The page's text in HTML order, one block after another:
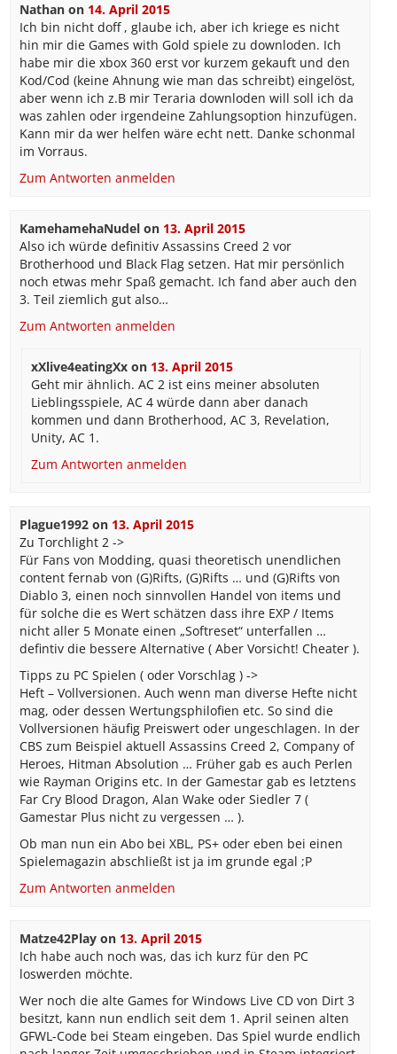
Nathanon 14. April 2015
Ich bin nicht doff , glaube ich, aber ich kriege es nicht
hin mir die Games with Gold spiele zu downloden. Ich
habe mir die xbox 360 erst vor kurzem gekauft und den
Kod/Cod (keine Ahnung wie man das schreibt) eingelöst,
aber wenn ich z.B mir Teraria downloden will soll ich da
was zahlen oder irgendeine Zahlungsoption hinzufügen.
Kann mir da wer helfen wäre echt nett. Danke schonmal
im Vorraus.
Zum Antworten anmelden
KamehamehaNudelon 13. April 2015
Also ich würde definitiv Assassins Creed 2 vor
Brotherhood und Black Flag setzen. Hat mir persönlich
noch etwas mehr Spaß gemacht. Ich fand aber auch den
3. Teil ziemlich gut also…
Zum Antworten anmelden
xXlive4eatingXx on 13. April 2015
Geht mir ähnlich. AC 2 ist eins meiner absoluten
Lieblingsspiele, AC 4 würde dann aber danach
kommen und dann Brotherhood, AC 3, Revelation,
Unity, AC 1.
Zum Antworten anmelden
Plague1992on 13. April 2015
Zu Torchlight 2 ->
Für Fans von Modding, quasi theoretisch unendlichen
content fernab von (G)Rifts, (G)Rifts … und (G)Rifts von
Diablo 3, einen noch sinnvollen Handel von items und
für solche die es Wert schätzen dass ihre EXP / Items
nicht aller 5 Monate einen „Softreset“ unterfallen …
defintiv die bessere Alternative ( Aber Vorsicht! Cheater ).
Tipps zu PC Spielen ( oder Vorschlag ) ->
Heft – Vollversionen. Auch wenn man diverse Hefte nicht
mag, oder dessen Wertungsphilofien etc. So sind die
Vollversionen häufig Preiswert oder ungeschlagen. In der
CBS zum Beispiel aktuell Assassins Creed 2, Company of
Heroes, Hitman Absolution … Früher gab es auch Perlen
wie Rayman Origins etc. In der Gamestar gab es letztens
Far Cry Blood Dragon, Alan Wake oder Siedler 7 (
Gamestar Plus nicht zu vergessen … ).
Ob man nun ein Abo bei XBL, PS+ oder eben bei einen
Spielemagazin abschließt ist ja im grunde egal ;P
Zum Antworten anmelden
Matze42Playon 13. April 2015
Ich habe auch noch was, das ich kurz für den PC
loswerden möchte.
Wer noch die alte Games for Windows Live CD von Dirt 3
besitzt, kann nun endlich seit dem 1. April seinen alten
GFWL-Code bei Steam eingeben. Das Spiel wurde endlich